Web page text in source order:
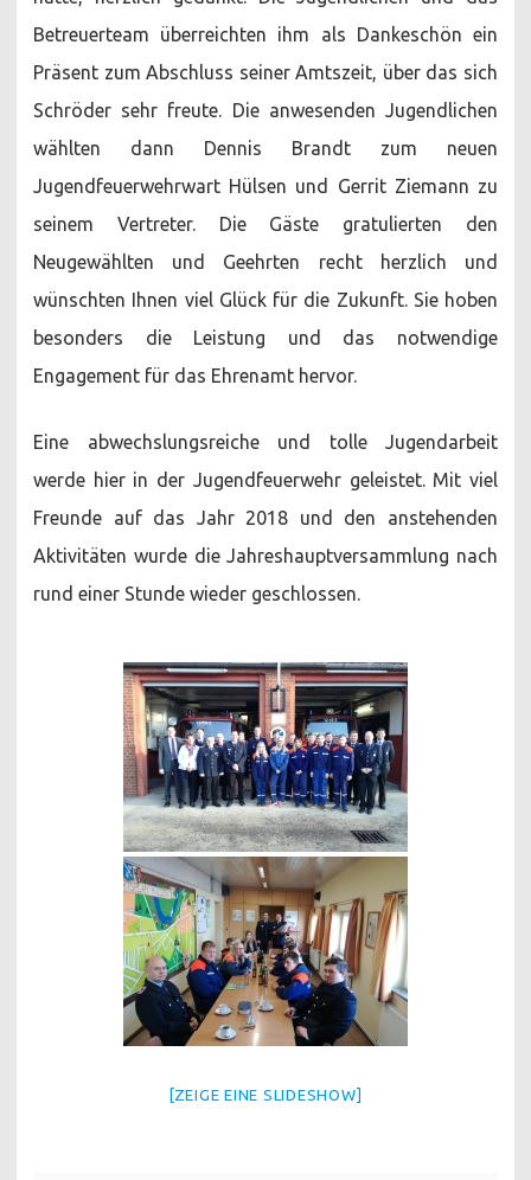
Betreuerteam überreichten ihm als Dankeschön ein
Präsent zum Abschluss seiner Amtszeit, über das sich
Schröder sehr freute. Die anwesenden Jugendlichen
wählten dann Dennis Brandt zum neuen
Jugendfeuerwehrwart Hülsen und Gerrit Ziemann zu
seinem Vertreter. Die Gäste gratulierten den
Neugewählten und Geehrten recht herzlich und
wünschten Ihnen viel Glück für die Zukunft. Sie hoben
besonders die Leistung und das notwendige
Engagement für das Ehrenamt hervor.
Eine abwechslungsreiche und tolle Jugendarbeit
werde hier in der Jugendfeuerwehr geleistet. Mit viel
Freunde auf das Jahr 2018 und den anstehenden
Aktivitäten wurde die Jahreshauptversammlung nach
rund einer Stunde wieder geschlossen.
[ZEIGE EINE SLIDESHOW]